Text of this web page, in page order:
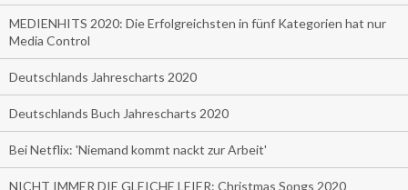
MEDIENHITS 2020: Die Erfolgreichsten in fünf Kategorien hat nur
Media Control
Deutschlands Jahrescharts 2020
Deutschlands Buch Jahrescharts 2020
Bei Netflix: 'Niemand kommt nackt zur Arbeit'
NICHT IMMER DIE GLEICHE LEIER: Christmas Songs 2020